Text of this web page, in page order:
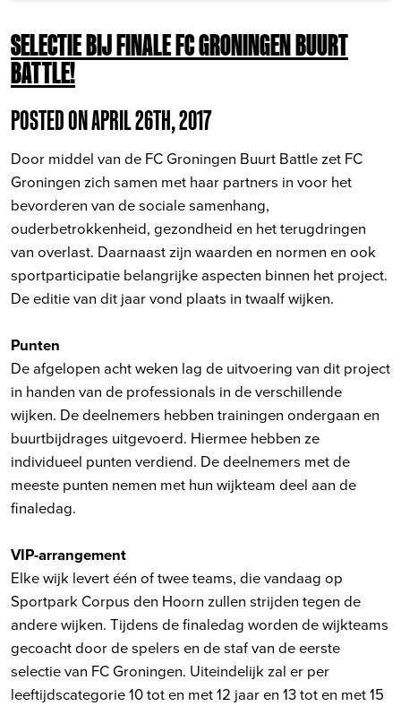
SELECTIE BIJ FINALE FC GRONINGEN BUURT
BATTLE!
POSTED ON APRIL 26TH, 2017
Door middel van de FC Groningen Buurt Battle zet FC
Groningen zich samen met haar partners in voor het
bevorderen van de sociale samenhang,
ouderbetrokkenheid, gezondheid en het terugdringen
van overlast. Daarnaast zijn waarden en normen en ook
sportparticipatie belangrijke aspecten binnen het project.
De editie van dit jaar vond plaats in twaalf wijken.
Punten
De afgelopen acht weken lag de uitvoering van dit project
in handen van de professionals in de verschillende
wijken. De deelnemers hebben trainingen ondergaan en
buurtbijdrages uitgevoerd. Hiermee hebben ze
individueel punten verdiend. De deelnemers met de
meeste punten nemen met hun wijkteam deel aan de
finaledag.
VIP-arrangement
Elke wijk levert één of twee teams, die vandaag op
Sportpark Corpus den Hoorn zullen strijden tegen de
andere wijken. Tijdens de finaledag worden de wijkteams
gecoacht door de spelers en de staf van de eerste
selectie van FC Groningen. Uiteindelijk zal er per
leeftijdscategorie 10 tot en met 12 jaar en 13 tot en met 15